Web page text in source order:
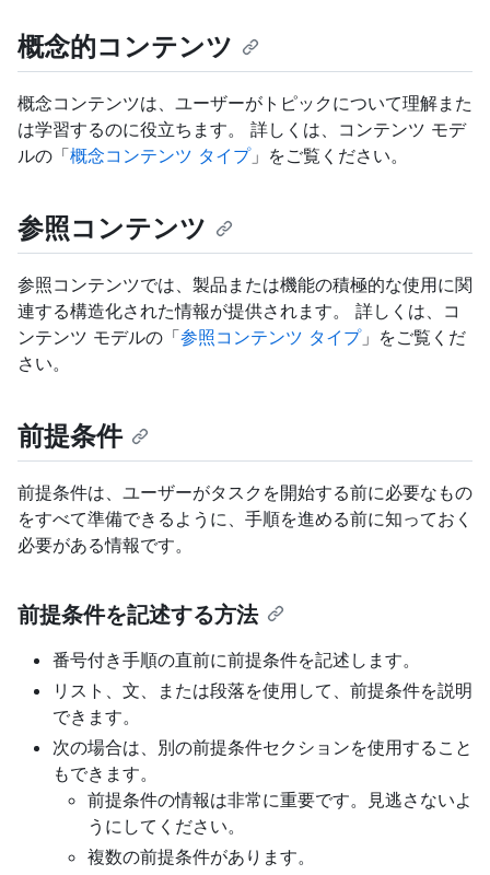
概念的コンテンツ
概念コンテンツは、ユーザーがトピックについて理解また
は学習するのに役立ちます。 詳しくは、コンテンツ モデ
ルの「概念コンテンツ タイプ」をご覧ください。
参照コンテンツ
参照コンテンツでは、製品または機能の積極的な使用に関
連する構造化された情報が提供されます。 詳しくは、コ
ンテンツ モデルの「参照コンテンツ タイプ」をご覧くだ
さい。
前提条件
前提条件は、ユーザーがタスクを開始する前に必要なもの
をすべて準備できるように、手順を進める前に知っておく
必要がある情報です。
前提条件を記述する方法
番号付き手順の直前に前提条件を記述します。
リスト、文、または段落を使用して、前提条件を説明
できます。
次の場合は、別の前提条件セクションを使用すること
もできます。
前提条件の情報は非常に重要です。見逃さないよ
うにしてください。
複数の前提条件があります。